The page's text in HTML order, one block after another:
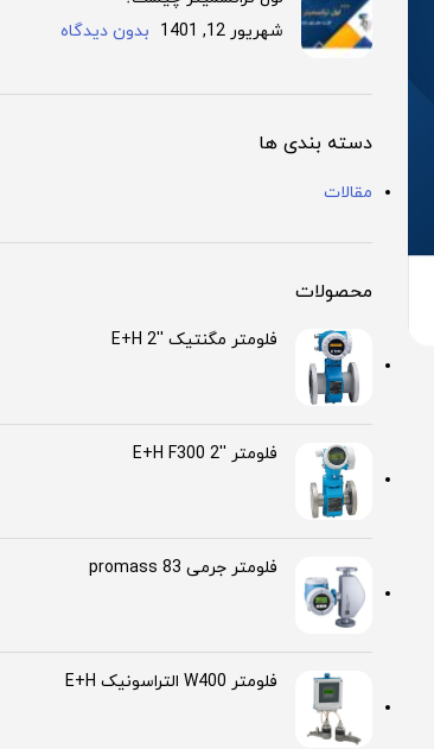
شهریور 12, 1401
بدون دیدگاه
دسته بندی ها
مقالات
محصولات
فلومتر مگنتیک ''2 E+H
فلومتر ''2 E+H F300
فلومتر جرمی promass 83
فلومتر W400 التراسونیک E+H